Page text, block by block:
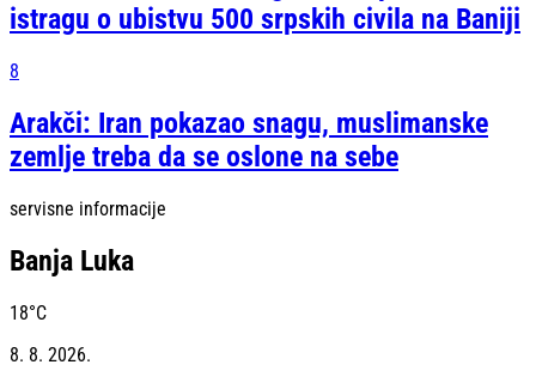
istragu o ubistvu 500 srpskih civila na Baniji
8
Arakči: Iran pokazao snagu, muslimanske
zemlje treba da se oslone na sebe
servisne informacije
Banja Luka
18°C
8. 8. 2026.